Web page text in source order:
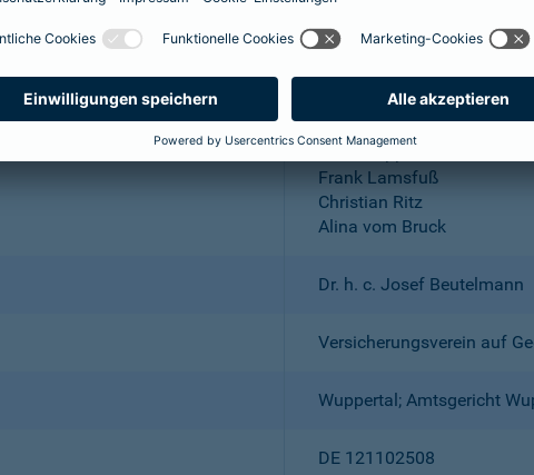
Dr. Andreas Eurich, Oliver
Thomas Bischof
Dr. Sylvia Eichelberg
Harald Epple
Frank Lamsfuß
Christian Ritz
Alina vom Bruck
Dr. h. c. Josef Beutelmann
Versicherungsverein auf
Wuppertal; Amtsgericht
DE 121102508